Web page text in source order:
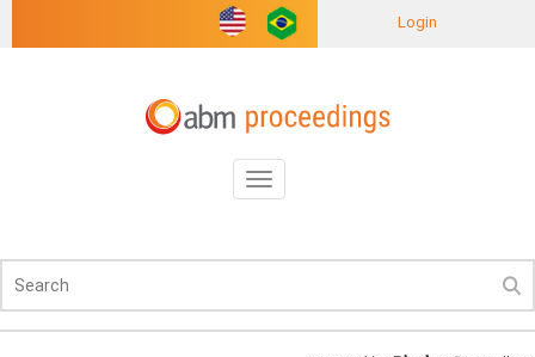
Login
Toggle
navigation